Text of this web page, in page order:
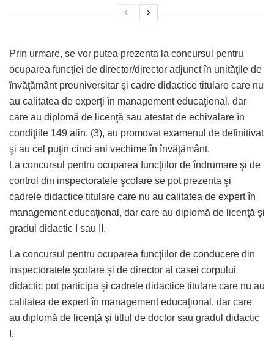
Prin urmare, se vor putea prezenta la concursul pentru
ocuparea funcţiei de director/director adjunct în unităţile de
învăţământ preuniversitar şi cadre didactice titulare care nu
au calitatea de experţi în management educaţional, dar
care au diplomă de licenţă sau atestat de echivalare în
condiţiile 149 alin. (3), au promovat examenul de definitivat
şi au cel puţin cinci ani vechime în învăţământ.
La concursul pentru ocuparea funcţiilor de îndrumare şi de
control din inspectoratele şcolare se pot prezenta şi
cadrele didactice titulare care nu au calitatea de expert în
management educaţional, dar care au diplomă de licenţă şi
gradul didactic I sau II.
La concursul pentru ocuparea funcţiilor de conducere din
inspectoratele şcolare şi de director al casei corpului
didactic pot participa şi cadrele didactice titulare care nu au
calitatea de expert în management educaţional, dar care
au diplomă de licenţă şi titlul de doctor sau gradul didactic
I.